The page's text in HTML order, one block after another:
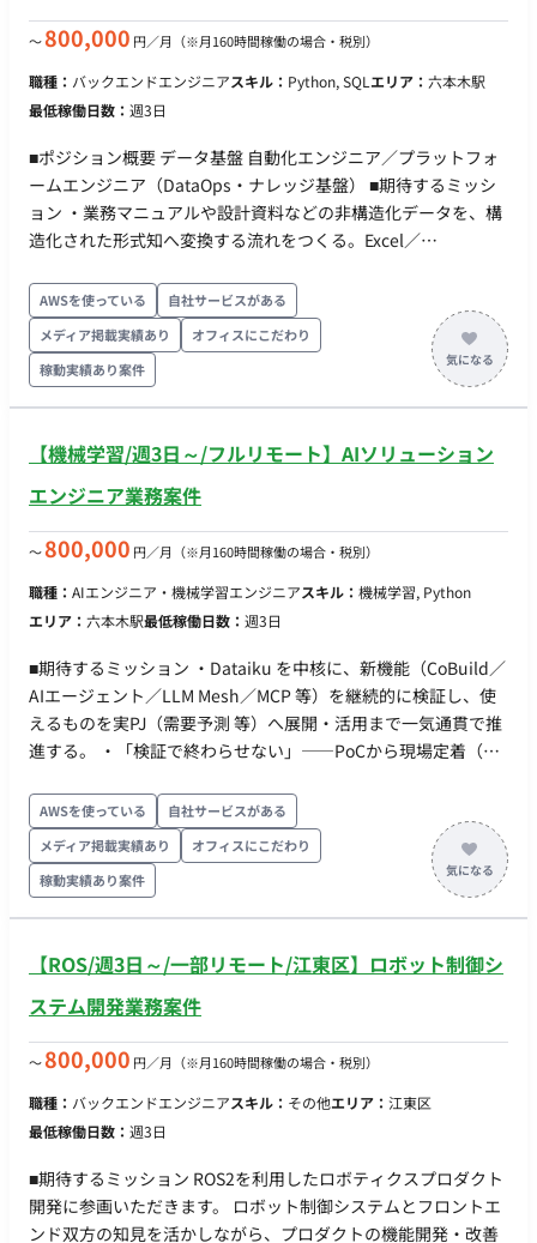
タベース・クラウドに関する知識（必須ではありません） ・船
〜800,000 円／月 （※月160時間稼働の場合・税別）
職種： バックエンドエンジニアスキル： Python, SQL エリア： 六本木駅
最低稼働日数： 週3日
■ポジション概要 データ基盤 自動化エンジニア／プラットフォ
ームエンジニア（DataOps・ナレッジ基盤） ■期待するミッシ
ョン ・業務マニュアルや設計資料などの非構造化データを、構
造化された形式知へ変換する流れをつくる。Excel／
を、機械可読な形へ落とし、基盤へ継続的に反映する。 ・形式
知をオントロジー／セマンティックモデル、AIが参照・実行で
きるスキルの形で蓄積し、人と機械の双方が再利用できる資産
に育てる。 ・GitHub Actions を軸に、データ基盤
（Databricks）の構成管理・デプロイを自動化し、手作業に依
って終わりにしない」——検証・構築から運用・ナレッジ化・
他PJへの横展開までを自分ごとで完遂する。 ■業務内容 ・非構
PowerPoint／Word／PDF の業務マニュアル・設計資料から、
組みを、検証を経たうえで構築する。LLM を用いた抽出の精度
評価と、人の確認を挟む経路の設計を含む。 ・形式知の蓄積設
を、用語間の関係を持つオントロジー／セマンティックモデル
として整理し、AI が参照・実行できるスキルの形に蓄積して再
利用可能にする。 ・定義データの取り込み経路の構築：構造化
された定義を、構文・重複・整合性のチェックを通してから基
盤へ安全に取り込む流れを、コードとして実装する。 ・CI/CD
パイプラインの実装：GitHub Actions で、定義ファイル
（YAML）の検証からデータ基盤への反映・デプロイまでを自動
化する。 ・構成管理の自動化：Databricks の構成管理
（Databricks Asset Bundles／DABs）を用い、リソース設定・
ジ化：構築した仕組みを他PJへ横展開できる形に整え、手順と
基盤側（Databricks）起因と自社実装起因を切り分け、ベンダ
ー相談の論点・必要情報を整理する。 ※現在弊社経由で10名の
方に参画いただいている企業様です。 ■求める人物像 ・手作業
で回っている反映・デプロイを見ると、仕組みに置き換えたく
なる。 ・資料や人の頭の中にしかないルールを、他の人と機械
ル（DABs 等）を知らなくても、ドキュメントを読んで自分で
動かして確かめられる。 「正確に動くこと」に責任を持てる。
壊れたときの切り分けと復旧まで含めて設計できる。 ■働き方
AWSを使っている
自社サービスがある
メディア掲載実績あり
オフィスにこだわり
稼動実績あり案件
【機械学習/週3日～/フルリモート】AIソリューション
エンジニア業務案件
〜800,000 円／月 （※月160時間稼働の場合・税別）
職種： AIエンジニア・機械学習エンジニアスキル： 機械学習, Python
エリア： 六本木駅最低稼働日数： 週3日
■期待するミッション ・Dataiku を中核に、新機能（CoBuild／
AIエージェント／LLM Mesh／MCP 等）を継続的に検証し、使
えるものを実PJ（需要予測 等）へ展開・活用まで一気通貫で推
進する。 ・「検証で終わらせない」——PoCから現場定着（運
イアントの精度・定義に関する質問へ、データに基づきその場
で答えられる仕組み（回答エージェント）を、新機能を用いて
構築・展開する。 ■業務内容 ・新機能の継続キャッチアップ・
検証：Dataiku のリリース／ベンダーMTG（ベンダー担当窓
口）から新機能を把握し、当PJでの適用可否を自分で試して見
開：ダッシュボード（Databricks Genie 等）のデータに LM/AI
エージェントを接続し、予測値・実績・指標の定義・乖離理由
進：検証した機能を需要予測・物流予測・データ基盤運用の各
共有）。 ・要因分析・ドキュメントの自動化：精度悪化の要因
分析、モデル構築の経緯・状況のドキュメント化を、LLM／自
（Dataiku／BigQuery）起因と自社開発起因を切り分け、ベン
ダー相談の論点・必要情報を整理する。 ※現在弊社経由で10名
AWSを使っている
自社サービスがある
メディア掲載実績あり
オフィスにこだわり
稼動実績あり案件
【ROS/週3日～/一部リモート/江東区】ロボット制御シ
ステム開発業務案件
〜800,000 円／月 （※月160時間稼働の場合・税別）
職種： バックエンドエンジニアスキル： その他エリア： 江東区
最低稼働日数： 週3日
■期待するミッション ROS2を利用したロボティクスプロダクト
開発に参画いただきます。 ロボット制御システムとフロントエ
ンド双方の知見を活かしながら、プロダクトの機能開発・改善